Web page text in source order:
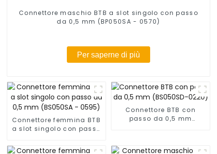
Connettore maschio BTB a slot singolo con passo
da 0,5 mm (BP050SA - 0570)
Per saperne di più
Connettore femmina BTB
a slot singolo con passo
0595)
Connettore BTB con
passo da 0,5 mm